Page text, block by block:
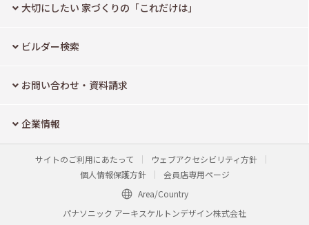
大切にしたい 家づくりの「これだけは」
ビルダー検索
お問い合わせ・資料請求
企業情報
サイトのご利用にあたって
ウェブアクセシビリティ方針
個人情報保護方針
会員店専用ページ
Area/Country
パナソニック アーキスケルトンデザイン株式会社